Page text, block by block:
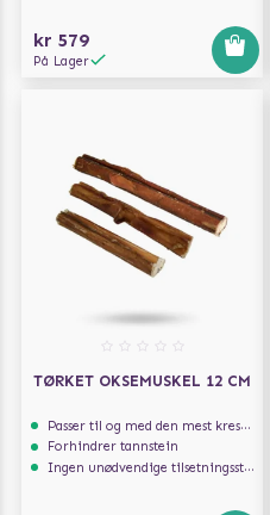
kr 579
På Lager
TØRKET OKSEMUSKEL 12 CM
Passer til og med den mest kresne hunden
Forhindrer tannstein
Ingen unødvendige tilsetningsstoffer